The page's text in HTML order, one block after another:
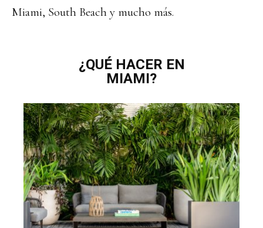
Miami, South Beach y mucho más.
¿QUÉ HACER EN
MIAMI?